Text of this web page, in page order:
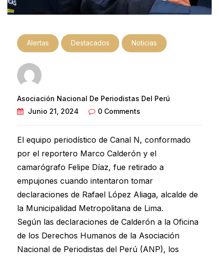
Alertas Destacados Noticias
Asociación Nacional De Periodistas Del Perú
Junio 21, 2024
0 Comments
El equipo periodístico de Canal N, conformado
por el reportero Marco Calderón y el
camarógrafo Felipe Díaz, fue retirado a
empujones cuando intentaron tomar
declaraciones de Rafael López Aliaga, alcalde de
la Municipalidad Metropolitana de Lima.
Según las declaraciones de Calderón a la Oficina
de los Derechos Humanos de la Asociación
Nacional de Periodistas del Perú (ANP), los